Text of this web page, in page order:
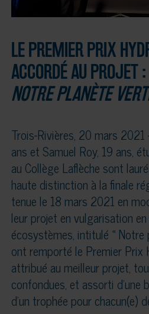
LE PREMIER PRIX
ACCORDÉ AU PROJET:
NOTRE PLANÈTE
Trois-Rivières, 20 mars 2021
ans et Samuel Roy, 19 ans,
au Collège Laflèche sont
haute distinction à la finale
tenue le 18 mars 2021 en
leur projet en vulgarisation
écosystèmes, intitulé « Notre
ont remporté le Premier Prix
attribué au meilleur projet,
confondues, et assorti
d’un trophée pour chacun(e)